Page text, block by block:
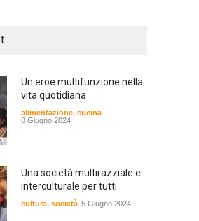
Un eroe multifunzione nella
vita quotidiana
alimentazione, cucina
8 Giugno 2024
Una società multirazziale e
interculturale per tutti
cultura, società 5 Giugno 2024